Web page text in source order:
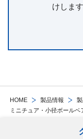
HOME 製品情報
ミニチュア・小径ボールベ
けします